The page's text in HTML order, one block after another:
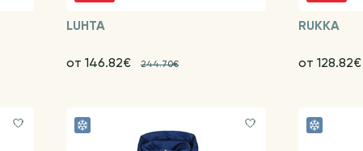
LUHTA
от 146.82€ 244.70€
RUKKA
от 128.82€